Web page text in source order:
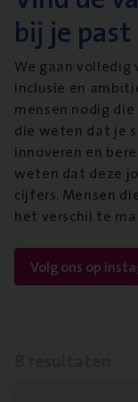
bij je past
We gaan
inclusie en
mensen nodig
die weten dat je
innoveren en
weten dat deze
cijfers. Mensen
het verschil te
Volg ons op